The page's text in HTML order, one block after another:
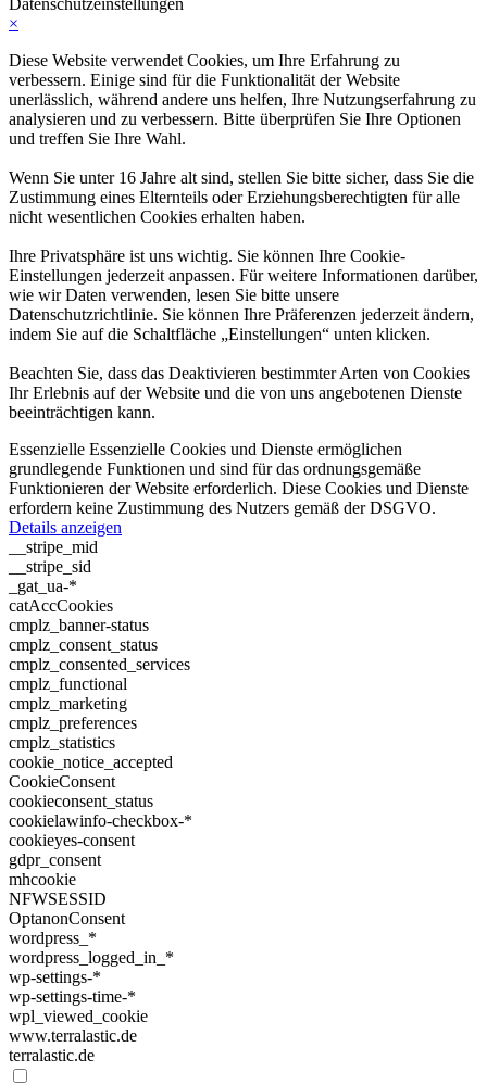
Datenschutzeinstellungen
×
Diese Website verwendet Cookies, um Ihre Erfahrung zu
verbessern. Einige sind für die Funktionalität der Website
unerlässlich, während andere uns helfen, Ihre Nutzungserfahrung zu
analysieren und zu verbessern. Bitte überprüfen Sie Ihre Optionen
und treffen Sie Ihre Wahl.
Wenn Sie unter 16 Jahre alt sind, stellen Sie bitte sicher, dass Sie die
Zustimmung eines Elternteils oder Erziehungsberechtigten für alle
nicht wesentlichen Cookies erhalten haben.
Ihre Privatsphäre ist uns wichtig. Sie können Ihre Cookie-
Einstellungen jederzeit anpassen. Für weitere Informationen darüber,
wie wir Daten verwenden, lesen Sie bitte unsere
Datenschutzrichtlinie. Sie können Ihre Präferenzen jederzeit ändern,
indem Sie auf die Schaltfläche „Einstellungen“ unten klicken.
Beachten Sie, dass das Deaktivieren bestimmter Arten von Cookies
Ihr Erlebnis auf der Website und die von uns angebotenen Dienste
beeinträchtigen kann.
Essenzielle Essenzielle Cookies und Dienste ermöglichen
grundlegende Funktionen und sind für das ordnungsgemäße
Funktionieren der Website erforderlich. Diese Cookies und Dienste
erfordern keine Zustimmung des Nutzers gemäß der DSGVO.
Details anzeigen
__stripe_mid
__stripe_sid
_gat_ua-*
catAccCookies
cmplz_banner-status
cmplz_consent_status
cmplz_consented_services
cmplz_functional
cmplz_marketing
cmplz_preferences
cmplz_statistics
cookie_notice_accepted
CookieConsent
cookieconsent_status
cookielawinfo-checkbox-*
cookieyes-consent
gdpr_consent
mhcookie
NFWSESSID
OptanonConsent
wordpress_*
wordpress_logged_in_*
wp-settings-*
wp-settings-time-*
wpl_viewed_cookie
www.terralastic.de
terralastic.de